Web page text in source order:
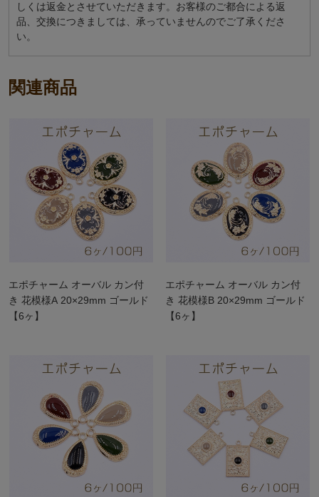
しくは返金とさせていただきます。お客様のご都合による返
品、交換につきましては、承っていませんのでご了承くださ
い。
関連商品
エポチャーム オーバル カン付
き 花模様A 20×29mm ゴールド
【6ヶ】
エポチャーム オーバル カン付
き 花模様B 20×29mm ゴールド
【6ヶ】